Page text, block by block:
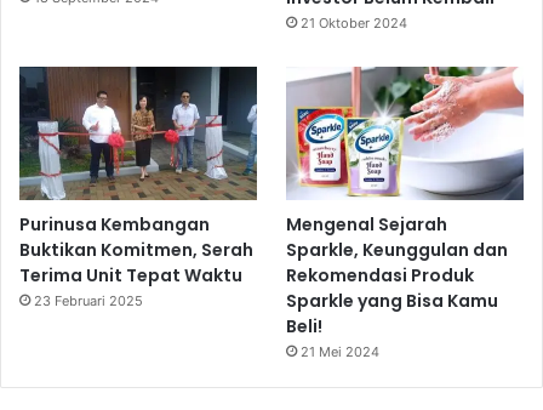
21 Oktober 2024
Purinusa Kembangan
Buktikan Komitmen, Serah
Terima Unit Tepat Waktu
23 Februari 2025
Mengenal Sejarah
Sparkle, Keunggulan dan
Rekomendasi Produk
Sparkle yang Bisa Kamu
Beli!
21 Mei 2024